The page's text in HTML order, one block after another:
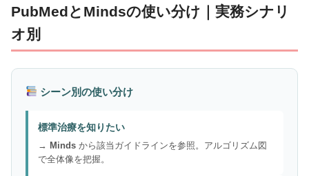
PubMedとMindsの使い分け｜実務シナリ
オ別
シーン別の使い分け
標準治療を知りたい
→ Minds から該当ガイドラインを参照。アルゴリズム図
で全体像を把握。